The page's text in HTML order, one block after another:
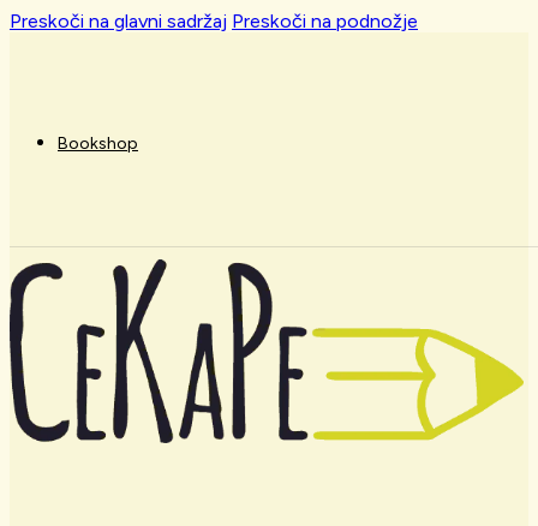
Preskoči na glavni sadržaj Preskoči na podnožje
Bookshop